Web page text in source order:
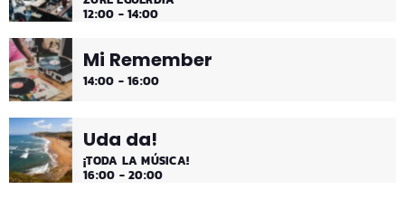
12:00 - 14:00
Mi Remember
14:00 - 16:00
Uda da!
¡TODA LA MÚSICA!
16:00 - 20:00